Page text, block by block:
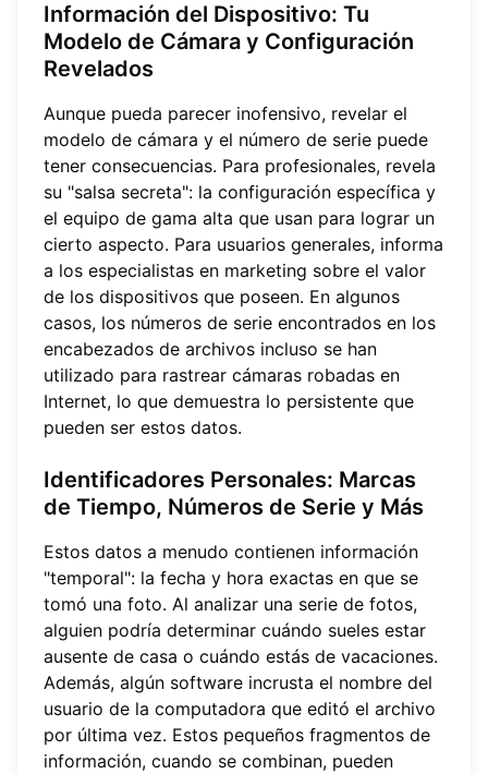
Información del Dispositivo: Tu
Modelo de Cámara y Configuración
Revelados
Aunque pueda parecer inofensivo, revelar el
modelo de cámara y el número de serie puede
tener consecuencias. Para profesionales, revela
su "salsa secreta": la configuración específica y
el equipo de gama alta que usan para lograr un
cierto aspecto. Para usuarios generales, informa
a los especialistas en marketing sobre el valor
de los dispositivos que poseen. En algunos
casos, los números de serie encontrados en los
encabezados de archivos incluso se han
utilizado para rastrear cámaras robadas en
Internet, lo que demuestra lo persistente que
pueden ser estos datos.
Identificadores Personales: Marcas
de Tiempo, Números de Serie y Más
Estos datos a menudo contienen información
"temporal": la fecha y hora exactas en que se
tomó una foto. Al analizar una serie de fotos,
alguien podría determinar cuándo sueles estar
ausente de casa o cuándo estás de vacaciones.
Además, algún software incrusta el nombre del
usuario de la computadora que editó el archivo
por última vez. Estos pequeños fragmentos de
información, cuando se combinan, pueden